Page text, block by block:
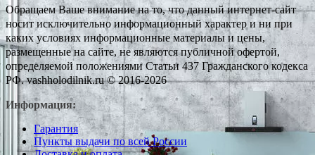
Обращаем Ваше внимание на то, что данный интернет-сайт
носит исключительно информационный характер и ни при
каких условиях информационные материалы и цены,
размещенные на сайте, не являются публичной офертой,
определяемой положениями Статьи 437 Гражданского кодекса
РФ. vashholodilnik.ru © 2016-2026
Информация:
Гарантия
Пункты выдачи по всей России